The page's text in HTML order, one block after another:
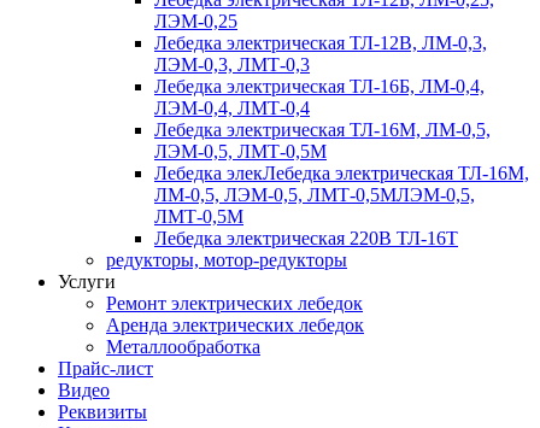
ЛЭМ-0,25
Лебедка электрическая ТЛ-12В, ЛМ-0,3,
ЛЭМ-0,3, ЛМТ-0,3
Лебедка электрическая ТЛ-16Б, ЛМ-0,4,
ЛЭМ-0,4, ЛМТ-0,4
Лебедка электрическая ТЛ-16М, ЛМ-0,5,
ЛЭМ-0,5, ЛМТ-0,5М
Лебедка элекЛебедка электрическая ТЛ-16М,
ЛМ-0,5, ЛЭМ-0,5, ЛМТ-0,5МЛЭМ-0,5,
ЛМТ-0,5М
Лебедка электрическая 220В ТЛ-16Т
редукторы, мотор-редукторы
Услуги
Ремонт электрических лебедок
Аренда электрических лебедок
Металлообработка
Прайс-лист
Видео
Реквизиты